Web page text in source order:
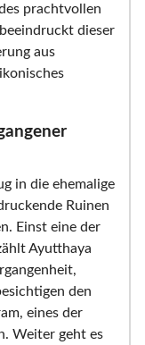
prachtvollen
dieser
aus
in die ehemalige
Ruinen
Einst eine der
Ayutthaya
den
eines der
Weiter geht es